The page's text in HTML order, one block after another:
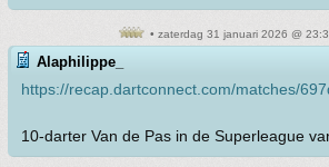
• zaterdag 31 januari 2026 @
Alaphilippe_
https://recap.dartconnect.com/matches/
10-darter Van de Pas in de Superleague